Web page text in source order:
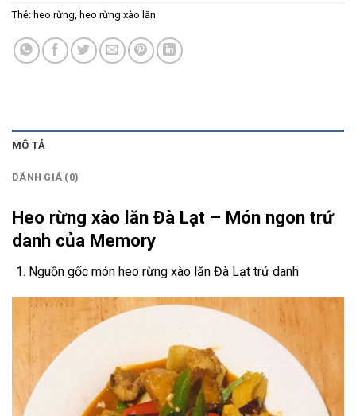
Thẻ: heo rừng, heo rừng xào lăn
MÔ TẢ
ĐÁNH GIÁ (0)
Heo rừng xào lăn Đà Lạt – Món ngon trứ
danh của Memory
Nguồn gốc món heo rừng xào lăn Đà Lạt trứ danh